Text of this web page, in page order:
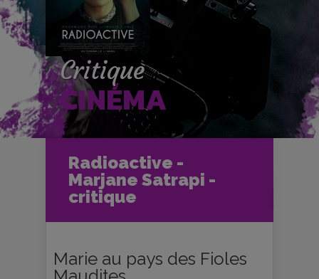
Critique
CINÉMA
Radioactive -
Marjane Satrapi -
critique
Accueil
Cinéma
Critiques et fiches films
Radioactive - Marjane Satrapi -
critique
Marie au pays des Fioles